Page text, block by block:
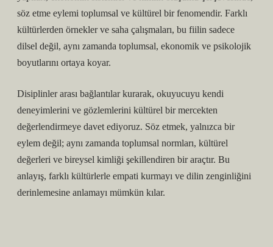
söz etme eylemi toplumsal ve kültürel bir fenomendir. Farklı
kültürlerden örnekler ve saha çalışmaları, bu fiilin sadece
dilsel değil, aynı zamanda toplumsal, ekonomik ve psikolojik
boyutlarını ortaya koyar.
Disiplinler arası bağlantılar kurarak, okuyucuyu kendi
deneyimlerini ve gözlemlerini kültürel bir mercekten
değerlendirmeye davet ediyoruz. Söz etmek, yalnızca bir
eylem değil; aynı zamanda toplumsal normları, kültürel
değerleri ve bireysel kimliği şekillendiren bir araçtır. Bu
anlayış, farklı kültürlerle empati kurmayı ve dilin zenginliğini
derinlemesine anlamayı mümkün kılar.